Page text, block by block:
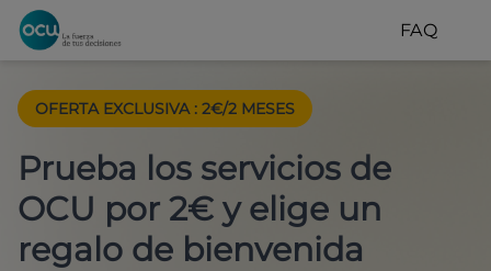
FAQ
OFERTA EXCLUSIVA : 2€/2 MESES
Prueba los servicios de
OCU por 2€ y elige un
regalo de bienvenida